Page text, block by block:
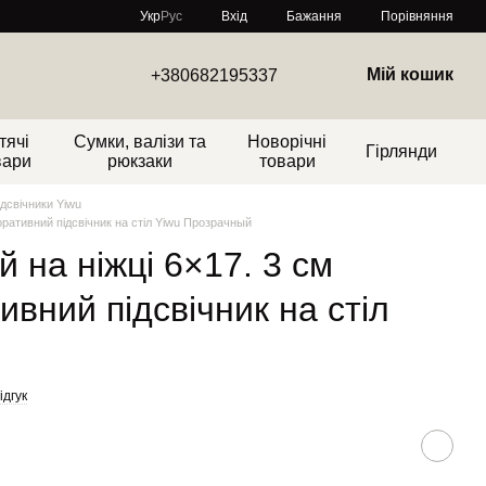
УкрРус Вхід Бажання Порівняння
+380682195337 Мій кошик
Сумки, валізи та
рюкзаки
Новорічні
товари
Гірлянди
Yiwu
підсвічник на стіл Yiwu Прозрачный
на ніжці 6×17. 3 см
підсвічник на стіл